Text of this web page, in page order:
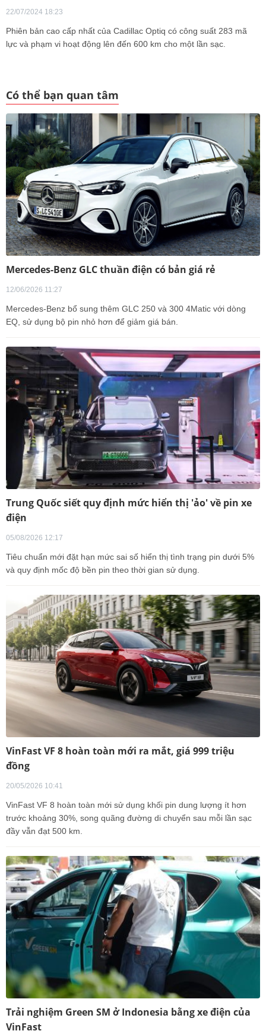
22/07/2024 18:23
Phiên bản cao cấp nhất của Cadillac Optiq có công suất 283 mã
lực và phạm vi hoạt động lên đến 600 km cho một lần sạc.
Có thể bạn quan tâm
Mercedes-Benz GLC thuần điện có bản giá rẻ
12/06/2026 11:27
Mercedes-Benz bổ sung thêm GLC 250 và 300 4Matic với dòng
EQ, sử dụng bộ pin nhỏ hơn để giảm giá bán.
Trung Quốc siết quy định mức hiển thị 'ảo' về pin xe
điện
05/08/2026 12:17
Tiêu chuẩn mới đặt hạn mức sai số hiển thị tình trạng pin dưới 5%
và quy định mốc độ bền pin theo thời gian sử dụng.
VinFast VF 8 hoàn toàn mới ra mắt, giá 999 triệu
đồng
20/05/2026 10:41
VinFast VF 8 hoàn toàn mới sử dụng khối pin dung lượng ít hơn
trước khoảng 30%, song quãng đường di chuyển sau mỗi lần sạc
đầy vẫn đạt 500 km.
Trải nghiệm Green SM ở Indonesia bằng xe điện của
VinFast